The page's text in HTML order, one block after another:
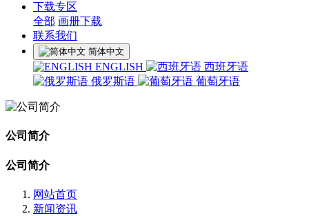
下载专区
全部 画册下载
联系我们
简体中文
ENGLISH
西班牙语
俄罗斯语
葡萄牙语
公司简介
公司简介
网站首页
新闻资讯